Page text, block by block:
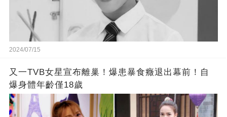
2024/07/15
又一TVB女星宣布離巢！爆患暴食癥退出幕前！自
爆身體年齡僅18歲